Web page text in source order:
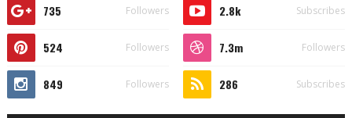
735 Followers 2.8k Subscribes
524 Followers 7.3m Followers
849 Followers 286 Subscribes